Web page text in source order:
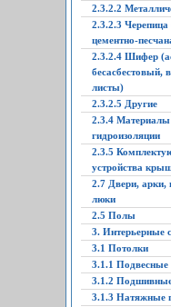
2.3.2.2
2.3.2.3
цементно-
2.3.2.4 Шифер
бесасбестовый,
листы)
2.3.2.5 Другие
2.3.4
гидроизоляции
2.3.5
устройства
2.7 Двери, арки,
люки
2.5 Полы
3. Интерьерные
3.1 Потолки
3.1.1 Подвесные
3.1.2
3.1.3 Натяжные